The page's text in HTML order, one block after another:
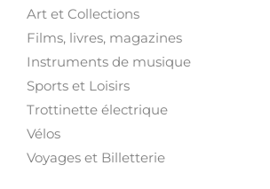
Art et Collections
Films, livres, magazines
Instruments de musique
Sports et Loisirs
Trottinette électrique
Vélos
Voyages et Billetterie